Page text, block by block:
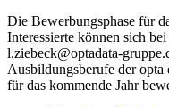
Die Bewerbungsphase für
Interessierte können sich
l.ziebeck@optadata-
Ausbildungsberufe der opta
für das kommende Jahr